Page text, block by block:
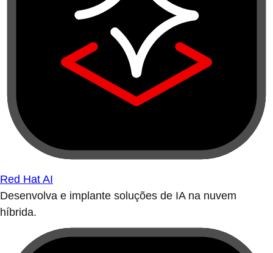
Red Hat AI
Desenvolva e implante soluções de IA na nuvem
híbrida.